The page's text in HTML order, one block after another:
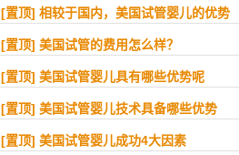
[置顶] 相较于国内，美国试管婴儿的优势
[置顶] 美国试管的费用怎么样？
[置顶] 美国试管婴儿具有哪些优势呢
[置顶] 美国试管婴儿技术具备哪些优势
[置顶] 美国试管婴儿成功4大因素